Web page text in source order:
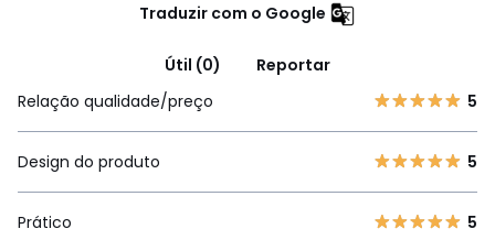
Traduzir com o Google
Útil (0)
Reportar
Relação qualidade/preço
5
Design do produto 5
Prático 5